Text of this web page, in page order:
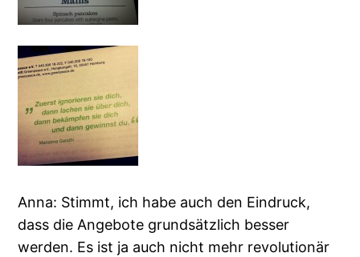
Anna: Stimmt, ich habe auch den Eindruck,
dass die Angebote grundsätzlich besser
werden. Es ist ja auch nicht mehr revolutionär